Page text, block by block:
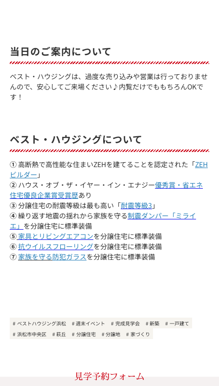
当日のご案内について
ベスト・ハウジングは、過度な売り込みや営業は行っておりませ
んので、安心してご来場ください♪内覧だけでももちろんOKで
す！
ベスト・ハウジングについて
① 高断熱で高性能な住まいZEHを建てることを認定された「ZEH
ビルダー 」
② ハウス・オブ・ザ・イヤー・イン・エナジー優秀賞・省エネ
住宅優良企業賞受賞歴あり
③分譲住宅の耐震等級は最も高い「耐震等級3 」
④繰り返す地震の揺れから家族を守る制震ダンパー「ミライ
エ」 を分譲住宅に標準装備
⑤ 家具とリビングエアコンを分譲住宅に標準装備
⑥抗ウイルスフローリングを分譲住宅に標準装備
⑦ 家族を守る防犯ガラスを分譲住宅に標準装備
ベストハウジング浜松 週末イベント 完成見学会 新築
一戸建て
浜松市中央区
萩丘 分譲住宅 分譲地 家づくり
見学予約フォーム